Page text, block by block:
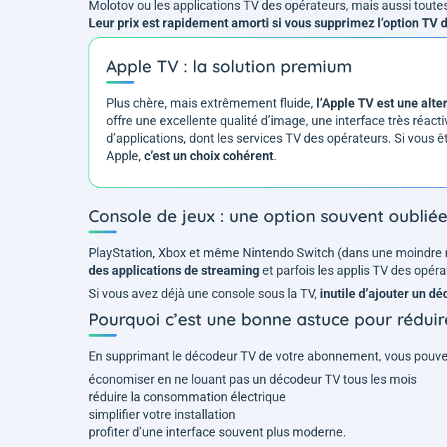
Molotov ou les applications TV des opérateurs, mais aussi
Leur prix est rapidement amorti si vous supprimez l’option TV
Apple TV : la solution premium
Plus chère, mais extrêmement fluide, l’Apple TV est une
offre une excellente qualité d’image, une interface très
d’applications, dont les services TV des opérateurs. Si vous
Apple, c’est un choix cohérent.
Console de jeux : une option souvent oubliée
PlayStation, Xbox et même Nintendo Switch (dans une moindre
des applications de streaminget parfois les applis TV des
Si vous avez déjà une console sous la TV, inutile d’ajouter un
Pourquoi c’est une bonne astuce pour
En supprimant le décodeur TV de votre abonnement, vous
économiser en ne louant pas un décodeur TV tous les mois
réduire la consommation électrique
simplifier votre installation
profiter d’une interface souvent plus moderne.